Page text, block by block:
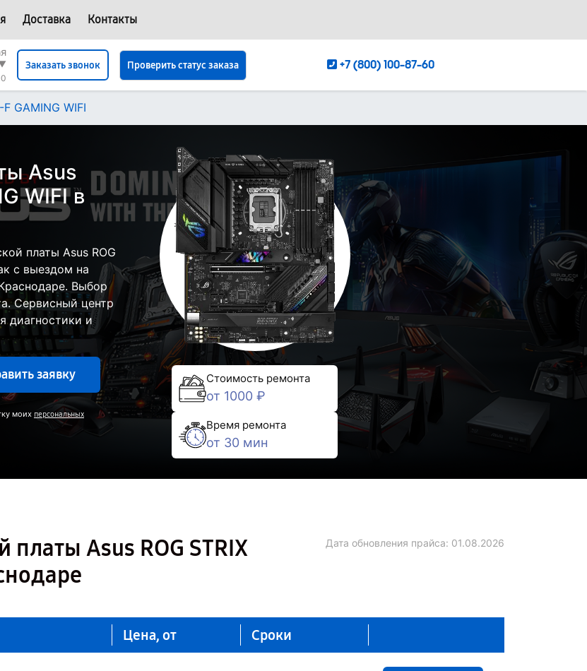
Доставка Контакты
Заказать звонок Проверить статус заказа +7 (800) 100-87-60
GAMING WIFI
Asus
WIFI в
платы Asus ROG
с выездом на
Выбор
Сервисный центр
диагностики и
заявку
моих персональных
Стоимость ремонта
от 1000 ₽
Время ремонта
от 30 мин
Asus ROG STRIX
Дата обновления прайса: 01.08.2026
Цена, от Сроки